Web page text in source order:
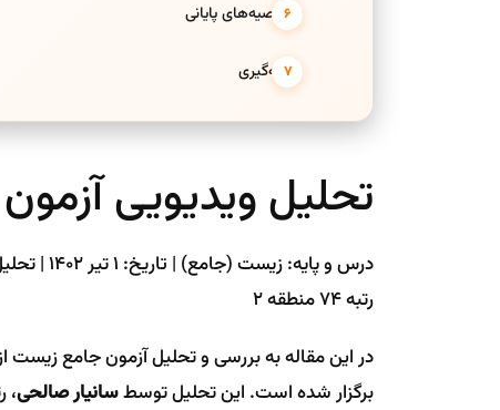
۶. توصیه‌های پایانی
نتیجه‌گیری
تحلیل ویدیویی
رتبه ۷۴ منطقه ۲
در این مقاله به بررسی و تحلیل آزمون جامع
برگزار شده است. این تحلیل توسطسانیار صالحی، رتبه